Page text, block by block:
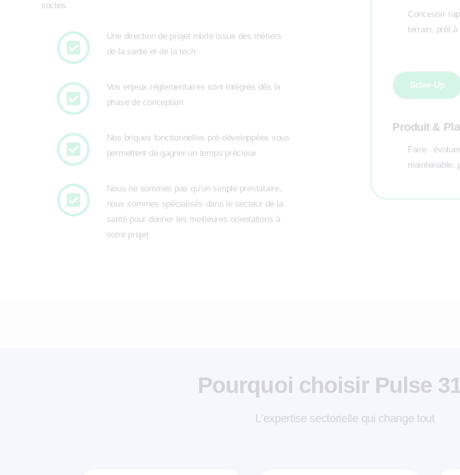
socles.
Une direction de projet mixte issue des métiers
de la santé et de la tech
Vos enjeux réglementaires sont intégrés dès la
phase de conception
Nos briques fonctionnelles pré-développées vous
permettent de gagner un temps précieux
Nous ne sommes pas qu’un simple prestataire,
nous sommes spécialisés dans le secteur de la
santé pour donner les meilleures orientations à
votre projet
Concevoir
terrain, prêt
Sclae-Up
Produit &
Faire
maintenable,
Pourquoi choisir Pulse
L’expertise sectorielle qui change tout